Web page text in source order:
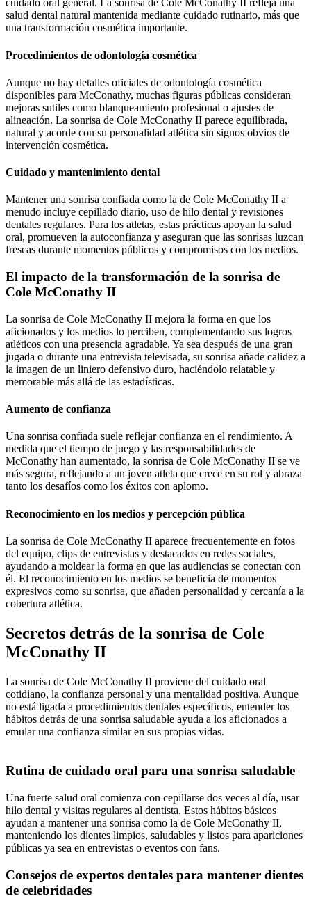
cuidado oral general. La sonrisa de Cole McConathy II refleja una
salud dental natural mantenida mediante cuidado rutinario, más que
una transformación cosmética importante.
Procedimientos de odontología cosmética
Aunque no hay detalles oficiales de odontología cosmética
disponibles para McConathy, muchas figuras públicas consideran
mejoras sutiles como blanqueamiento profesional o ajustes de
alineación. La sonrisa de Cole McConathy II parece equilibrada,
natural y acorde con su personalidad atlética sin signos obvios de
intervención cosmética.
Cuidado y mantenimiento dental
Mantener una sonrisa confiada como la de Cole McConathy II a
menudo incluye cepillado diario, uso de hilo dental y revisiones
dentales regulares. Para los atletas, estas prácticas apoyan la salud
oral, promueven la autoconfianza y aseguran que las sonrisas luzcan
frescas durante momentos públicos y compromisos con los medios.
El impacto de la transformación de la sonrisa de
Cole McConathy II
La sonrisa de Cole McConathy II mejora la forma en que los
aficionados y los medios lo perciben, complementando sus logros
atléticos con una presencia agradable. Ya sea después de una gran
jugada o durante una entrevista televisada, su sonrisa añade calidez a
la imagen de un liniero defensivo duro, haciéndolo relatable y
memorable más allá de las estadísticas.
Aumento de confianza
Una sonrisa confiada suele reflejar confianza en el rendimiento. A
medida que el tiempo de juego y las responsabilidades de
McConathy han aumentado, la sonrisa de Cole McConathy II se ve
más segura, reflejando a un joven atleta que crece en su rol y abraza
tanto los desafíos como los éxitos con aplomo.
Reconocimiento en los medios y percepción pública
La sonrisa de Cole McConathy II aparece frecuentemente en fotos
del equipo, clips de entrevistas y destacados en redes sociales,
ayudando a moldear la forma en que las audiencias se conectan con
él. El reconocimiento en los medios se beneficia de momentos
expresivos como su sonrisa, que añaden personalidad y cercanía a la
cobertura atlética.
Secretos detrás de la sonrisa de Cole
McConathy II
La sonrisa de Cole McConathy II proviene del cuidado oral
cotidiano, la confianza personal y una mentalidad positiva. Aunque
no está ligada a procedimientos dentales específicos, entender los
hábitos detrás de una sonrisa saludable ayuda a los aficionados a
emular una confianza similar en sus propias vidas.
Rutina de cuidado oral para una sonrisa saludable
Una fuerte salud oral comienza con cepillarse dos veces al día, usar
hilo dental y visitas regulares al dentista. Estos hábitos básicos
ayudan a mantener una sonrisa como la de Cole McConathy II,
manteniendo los dientes limpios, saludables y listos para apariciones
públicas ya sea en entrevistas o eventos con fans.
Consejos de expertos dentales para mantener dientes
de celebridades